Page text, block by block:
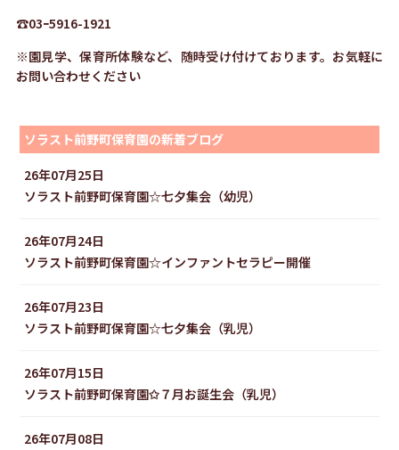
☎03ｰ5916-1921
※園見学、保育所体験など、随時受け付けております。お気軽に
お問い合わせください
ソラスト前野町保育園の新着ブログ
26年07月25日
ソラスト前野町保育園☆七夕集会（幼児）
26年07月24日
ソラスト前野町保育園☆インファントセラピー開催
26年07月23日
ソラスト前野町保育園☆七夕集会（乳児）
26年07月15日
ソラスト前野町保育園✩７月お誕生会（乳児）
26年07月08日